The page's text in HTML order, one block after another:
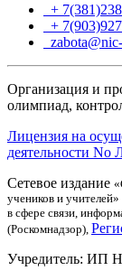
+
+
Организация и
олимпиад,
Лицензия на
деятельности No
Сетевое издание
учеников и
в сфере связи,
(Роскомнадзор),
Учредитель: ИП